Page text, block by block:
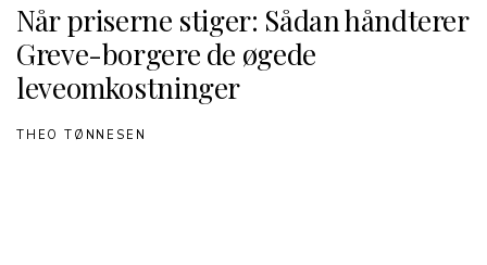
Når priserne stiger: Sådan håndterer
Greve-borgere de øgede
leveomkostninger
THEO TØNNESEN